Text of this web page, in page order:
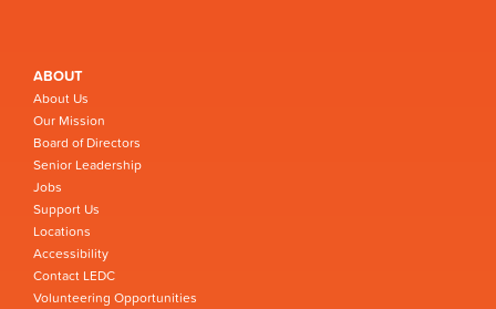
ABOUT
About Us
Our Mission
Board of Directors
Senior Leadership
Jobs
Support Us
Locations
Accessibility
Contact LEDC
Volunteering Opportunities